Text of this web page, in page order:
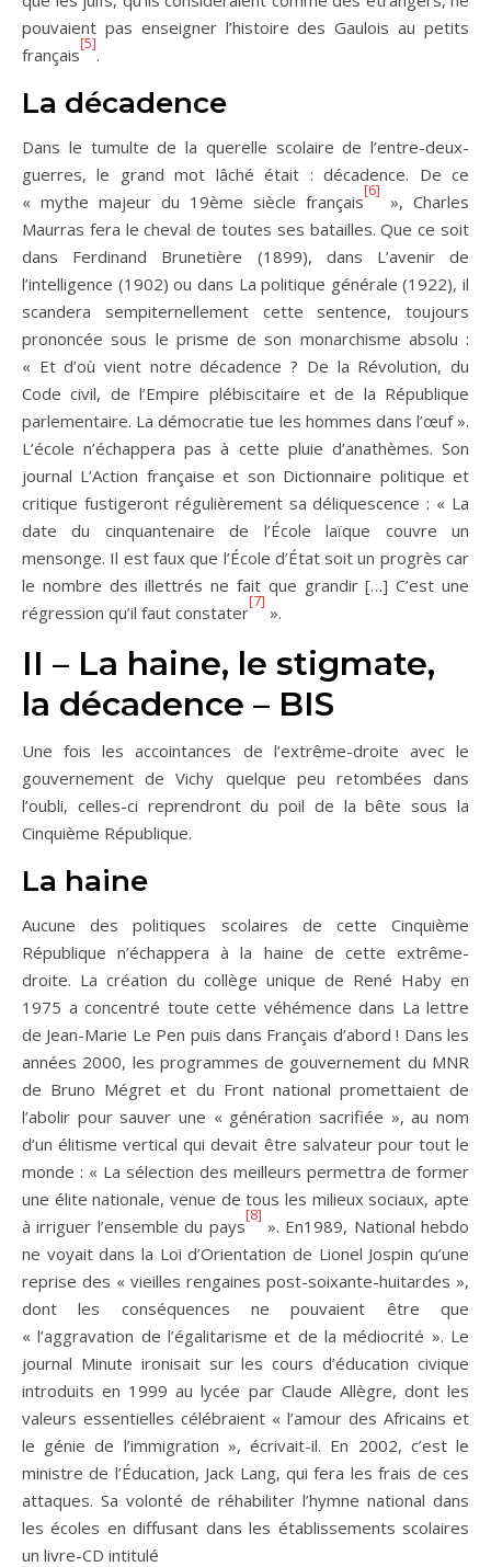
pouvaient pas enseigner l’histoire des Gaulois au petits
français
[5]
.
La décadence
Dans le tumulte de la querelle scolaire de l’entre-deux-
guerres, le grand mot lâché était : décadence. De ce
« mythe majeur du 19ème siècle français
[6]
», Charles
Maurras fera le cheval de toutes ses batailles. Que ce soit
dans Ferdinand Brunetière (1899), dans L’avenir de
l’intelligence (1902) ou dans La politique générale (1922), il
scandera sempiternellement cette sentence, toujours
prononcée sous le prisme de son monarchisme absolu :
« Et d’où vient notre décadence ? De la Révolution, du
Code civil, de l’Empire plébiscitaire et de la République
parlementaire. La démocratie tue les hommes dans l’œuf ».
L’école n’échappera pas à cette pluie d’anathèmes. Son
journal L’Action française et son Dictionnaire politique et
critique fustigeront régulièrement sa déliquescence : « La
date du cinquantenaire de l’École laïque couvre un
mensonge. Il est faux que l’École d’État soit un progrès car
le nombre des illettrés ne fait que grandir […] C’est une
régression qu’il faut constater
[7]
».
II – La haine, le stigmate,
la décadence – BIS
Une fois les accointances de l’extrême-droite avec le
gouvernement de Vichy quelque peu retombées dans
l’oubli, celles-ci reprendront du poil de la bête sous la
Cinquième République.
La haine
Aucune des politiques scolaires de cette Cinquième
République n’échappera à la haine de cette extrême-
droite. La création du collège unique de René Haby en
1975 a concentré toute cette véhémence dans La lettre
de Jean-Marie Le Pen puis dans Français d’abord ! Dans les
années 2000, les programmes de gouvernement du MNR
de Bruno Mégret et du Front national promettaient de
l’abolir pour sauver une « génération sacrifiée », au nom
d’un élitisme vertical qui devait être salvateur pour tout le
monde : « La sélection des meilleurs permettra de former
une élite nationale, venue de tous les milieux sociaux, apte
à irriguer l’ensemble du pays
[8]
». En1989, National hebdo
ne voyait dans la Loi d’Orientation de Lionel Jospin qu’une
reprise des « vieilles rengaines post-soixante-huitardes »,
dont les conséquences ne pouvaient être que
« l’aggravation de l’égalitarisme et de la médiocrité ». Le
journal Minute ironisait sur les cours d’éducation civique
introduits en 1999 au lycée par Claude Allègre, dont les
valeurs essentielles célébraient « l’amour des Africains et
le génie de l’immigration », écrivait-il. En 2002, c’est le
ministre de l’Éducation, Jack Lang, qui fera les frais de ces
attaques. Sa volonté de réhabiliter l’hymne national dans
les écoles en diffusant dans les établissements scolaires
un livre-CD intitulé